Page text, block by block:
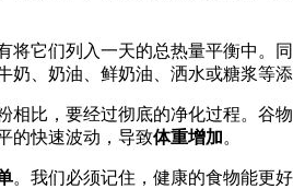
它们列入一天的总热量平衡中。同
、奶油、鲜奶油、洒水或糖浆等
相比，要经过彻底的净化过程。谷
的快速波动，导致体重增加。
。我们必须记住，健康的食物能更